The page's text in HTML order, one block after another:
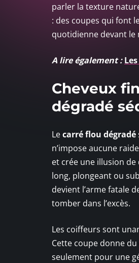
parler la texture
: des coupes qui font
quotidienne devant le
A lire également :
Cheveux
dégradé
Lecarré flou dégradé
n’impose aucune
et crée une illusion de
long, plongeant ou
devient l’arme fatale
tomber dans l’excès.
Les coiffeurs sont
Cette coupe donne du
seulement pour une